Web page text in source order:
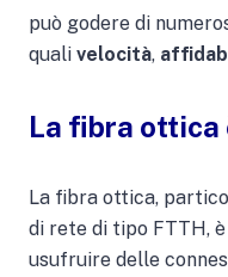
può godere di
quali velocità,
La fibra ottica
La fibra ottica,
di rete di tipo FTTH,
usufruire delle